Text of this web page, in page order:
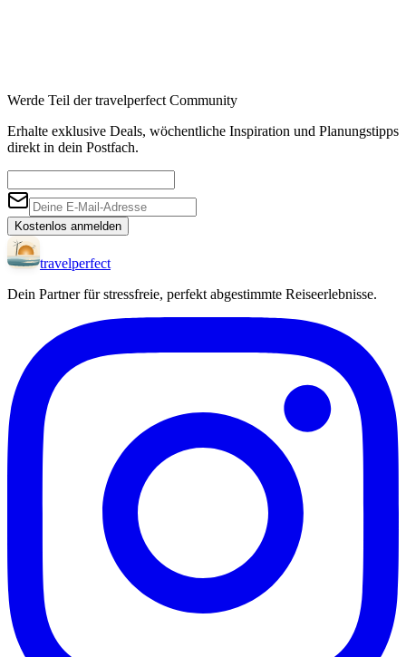
Werde Teil der travelperfect Community
Erhalte exklusive Deals, wöchentliche Inspiration und Planungstipps
direkt in dein Postfach.
Kostenlos anmelden
travelperfect
Dein Partner für stressfreie, perfekt abgestimmte Reiseerlebnisse.